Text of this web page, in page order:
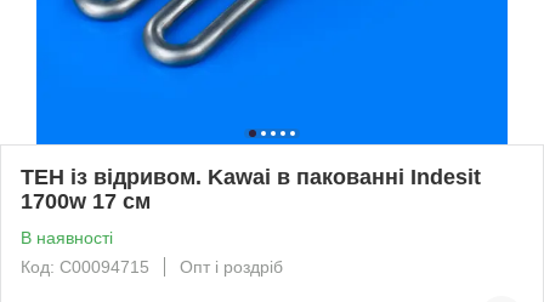
ТЕН із відривом. Kawai в пакованні Indesit
1700w 17 см
В наявності
Код: C00094715
Опт і роздріб